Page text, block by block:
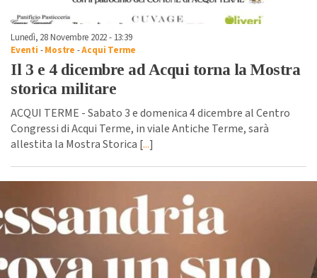
Lunedì, 28 Novembre 2022 - 13:39
Eventi -Mostre -Acqui Terme
Il 3 e 4 dicembre ad Acqui torna la Mostra
storica militare
ACQUI TERME - Sabato 3 e domenica 4 dicembre al Centro
Congressi di Acqui Terme, in viale Antiche Terme, sarà
allestita la Mostra Storica [...]